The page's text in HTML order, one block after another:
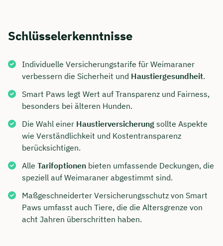
Schlüsselerkenntnisse
Individuelle Versicherungstarife für Weimaraner
verbessern die Sicherheit und Haustiergesundheit.
Smart Paws legt Wert auf Transparenz und Fairness,
besonders bei älteren Hunden.
Die Wahl einer Haustierversicherung sollte Aspekte
wie Verständlichkeit und Kostentransparenz
berücksichtigen.
Alle Tarifoptionen bieten umfassende Deckungen, die
speziell auf Weimaraner abgestimmt sind.
Maßgeschneiderter Versicherungsschutz von Smart
Paws umfasst auch Tiere, die die Altersgrenze von
acht Jahren überschritten haben.